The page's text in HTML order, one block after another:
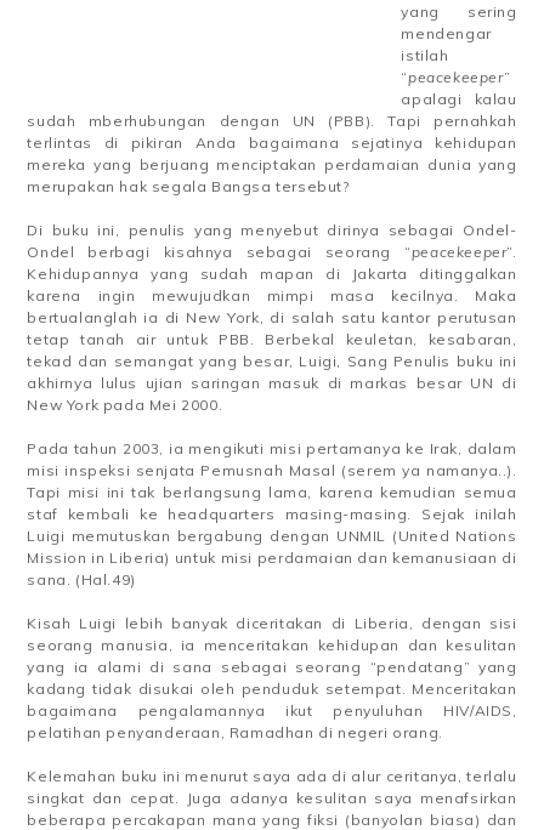
yang sering
mendengar
istilah
“peacekeeper”
apalagi kalau
sudah mberhubungan dengan UN (PBB). Tapi pernahkah
terlintas di pikiran Anda bagaimana sejatinya kehidupan
mereka yang berjuang menciptakan perdamaian dunia yang
merupakan hak segala Bangsa tersebut?
Di buku ini, penulis yang menyebut dirinya sebagai Ondel-
Ondel berbagi kisahnya sebagai seorang “peacekeeper”.
Kehidupannya yang sudah mapan di Jakarta ditinggalkan
karena ingin mewujudkan mimpi masa kecilnya. Maka
bertualanglah ia di New York, di salah satu kantor perutusan
tetap tanah air untuk PBB. Berbekal keuletan, kesabaran,
tekad dan semangat yang besar, Luigi, Sang Penulis buku ini
akhirnya lulus ujian saringan masuk di markas besar UN di
New York pada Mei 2000.
Pada tahun 2003, ia mengikuti misi pertamanya ke Irak, dalam
misi inspeksi senjata Pemusnah Masal (serem ya namanya..).
Tapi misi ini tak berlangsung lama, karena kemudian semua
staf kembali ke headquarters masing-masing. Sejak inilah
Luigi memutuskan bergabung dengan UNMIL (United Nations
Mission in Liberia) untuk misi perdamaian dan kemanusiaan di
sana. (Hal.49)
Kisah Luigi lebih banyak diceritakan di Liberia, dengan sisi
seorang manusia, ia menceritakan kehidupan dan kesulitan
yang ia alami di sana sebagai seorang “pendatang” yang
kadang tidak disukai oleh penduduk setempat. Menceritakan
bagaimana pengalamannya ikut penyuluhan HIV/AIDS,
pelatihan penyanderaan, Ramadhan di negeri orang.
Kelemahan buku ini menurut saya ada di alur ceritanya, terlalu
singkat dan cepat. Juga adanya kesulitan saya menafsirkan
beberapa percakapan mana yang fiksi (banyolan biasa) dan